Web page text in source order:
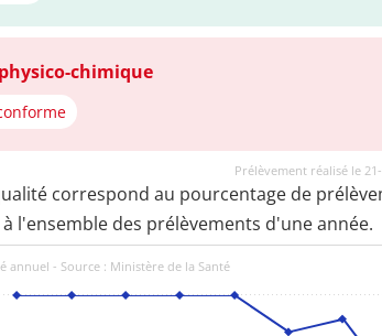
chimique
Prélèvement réalisé le
correspond au pourcentage de
l'ensemble des prélèvements d'une année.
annuel - Source : Ministère de la Santé